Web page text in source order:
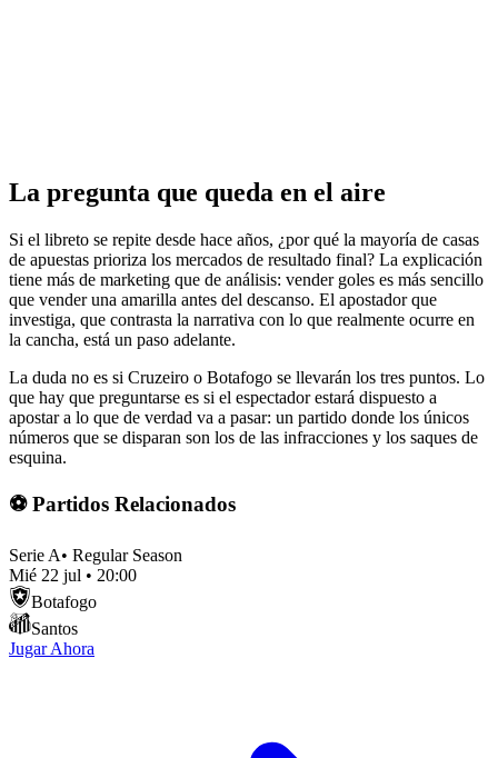
La pregunta que queda en el aire
Si el libreto se repite desde hace años, ¿por qué la mayoría de casas
de apuestas prioriza los mercados de resultado final? La explicación
tiene más de marketing que de análisis: vender goles es más sencillo
que vender una amarilla antes del descanso. El apostador que
investiga, que contrasta la narrativa con lo que realmente ocurre en
la cancha, está un paso adelante.
La duda no es si Cruzeiro o Botafogo se llevarán los tres puntos. Lo
que hay que preguntarse es si el espectador estará dispuesto a
apostar a lo que de verdad va a pasar: un partido donde los únicos
números que se disparan son los de las infracciones y los saques de
esquina.
⚽ Partidos Relacionados
Serie A• Regular Season
Mié 22 jul • 20:00
Botafogo
Santos
Jugar Ahora